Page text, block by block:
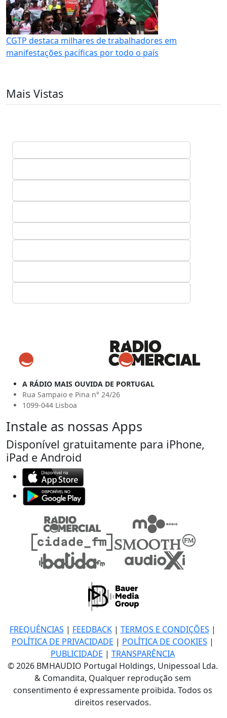
CGTP destaca milhares de trabalhadores em
manifestações pacíficas por todo o país
Mais Vistas
A RÁDIO MAIS OUVIDA DE PORTUGAL
Rua Sampaio e Pina n° 24/26
1099-044 Lisboa
Instale as nossas Apps
Disponível gratuitamente para iPhone,
iPad e Android
FREQUÊNCIAS | FEEDBACK| TERMOS E CONDIÇÕES |
POLÍTICA DE PRIVACIDADE | POLÍTICA DE COOKIES |
PUBLICIDADE | TRANSPARÊNCIA
© 2026 BMHAUDIO Portugal Holdings, Unipessoal Lda.
& Comandita, Qualquer reprodução sem
consentimento é expressamente proibida. Todos os
direitos reservados.